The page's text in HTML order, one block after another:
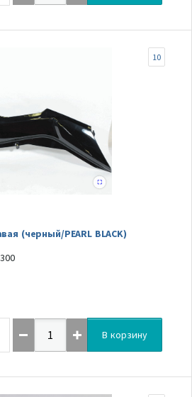
(черный/PEARL BLACK)
10
В корзину